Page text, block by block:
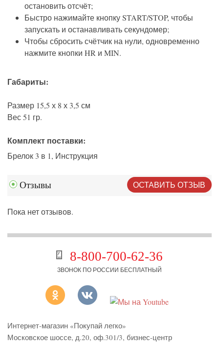
остановить отсчёт;
Быстро нажимайте кнопку START/STOP, чтобы
запускать и останавливать секундомер;
Чтобы сбросить счётчик на нули, одновременно
нажмите кнопки HR и MIN.
Габариты:
Размер 15,5 х 8 х 3,5 см
Вес 51 гр.
Комплект поставки:
Брелок 3 в 1, Инструкция
Отзывы ОСТАВИТЬ ОТЗЫВ
Пока нет отзывов.
8-800-700-62-36
ЗВОНОК ПО РОССИИ БЕСПЛАТНЫЙ
Интернет-магазин «Покупай легко»
Московское шоссе, д.20, оф.301/3, бизнес-центр